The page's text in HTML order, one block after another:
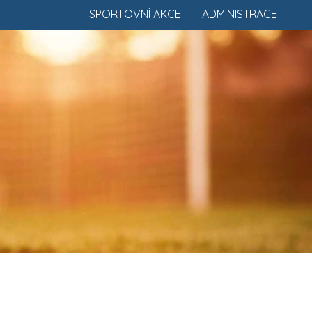
ADMINISTRACE
SPORTOVNÍ AKCE